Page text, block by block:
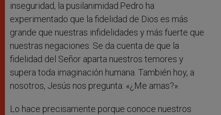
inseguridad, la pusilanimidad.Pedro ha
experimentado que la fidelidad de Dios es más
grande que nuestras infidelidades y más fuerte que
nuestras negaciones. Se da cuenta de que la
fidelidad del Señor aparta nuestros temores y
supera toda imaginación humana. También hoy, a
nosotros, Jesús nos pregunta: «¿Me amas?».
Lo hace precisamente porque conoce nuestros